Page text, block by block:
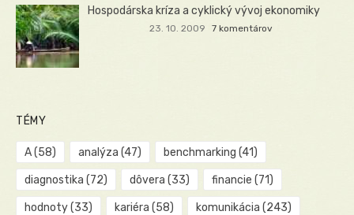
Hospodárska kríza a cyklický vývoj ekonomiky
23. 10. 2009 7 komentárov
TÉMY
A(58) analýza (47) benchmarking (41)
diagnostika (72) dôvera (33) financie (71)
hodnoty(33) kariéra (58) komunikácia (243)